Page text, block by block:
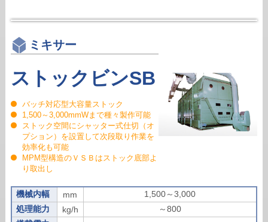
ミキサー
ストックビンSB
バッチ対応型大容量ストック
1,500～3,000mmWまで種々製作可能
ストック空間にシャッター式仕切（オ
プション）を設置して次段取り作業を
効率化も可能
MPM型構造のＶＳＢはストック底部よ
り取出し
機械内幅 mm
1,500～3,000
処理能力
kg/h
～800